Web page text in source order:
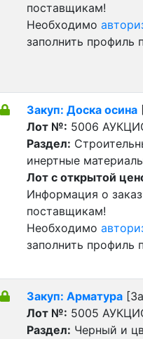
поставщикам!
Необходимо
заполнить профиль
Закуп: Доска осина
Лот №: 5006
Раздел:
инертные
Лот с открытой
Информация о
поставщикам!
Необходимо
заполнить профиль
Закуп: Арматура
Лот №: 5005
Раздел: Черный и